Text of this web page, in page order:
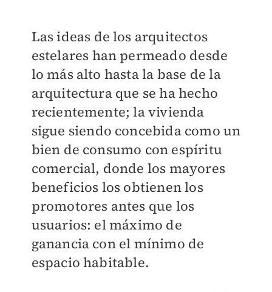
Las ideas de los arquitectos
estelares han permeado desde
lo más alto hasta la base de la
arquitectura que se ha hecho
recientemente; la vivienda
sigue siendo concebida como un
bien de consumo con espíritu
comercial, donde los mayores
beneficios los obtienen los
promotores antes que los
usuarios: el máximo de
ganancia con el mínimo de
espacio habitable.